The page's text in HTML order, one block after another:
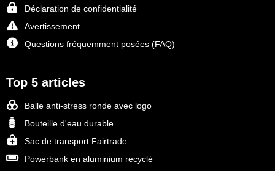
Déclaration de confidentialité
Avertissement
Questions fréquemment posées (FAQ)
Top 5 articles
Balle anti-stress ronde avec logo
Bouteille d'eau durable
Sac de transport Fairtrade
Powerbank en aluminium recyclé